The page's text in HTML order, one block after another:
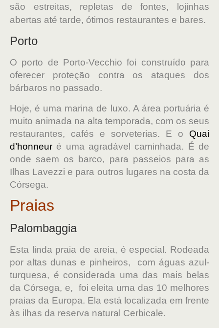
são estreitas, repletas de fontes, lojinhas
abertas até tarde, ótimos restaurantes e bares.
Porto
O porto de Porto-Vecchio foi construído para
oferecer proteção contra os ataques dos
bárbaros no passado.
Hoje, é uma marina de luxo. A área portuária é
muito animada na alta temporada, com os seus
restaurantes, cafés e sorveterias. E o Quai
d’honneur é uma agradável caminhada. É de
onde saem os barco, para passeios para as
Ilhas Lavezzi e para outros lugares na costa da
Córsega.
Praias
Palombaggia
Esta linda praia de areia, é especial. Rodeada
por altas dunas e pinheiros, com águas azul-
turquesa, é considerada uma das mais belas
da Córsega, e, foi eleita uma das 10 melhores
praias da Europa. Ela está localizada em frente
às ilhas da reserva natural Cerbicale.